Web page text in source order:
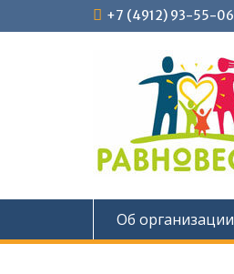
к
+7 (4912) 93-55-06
Об организации